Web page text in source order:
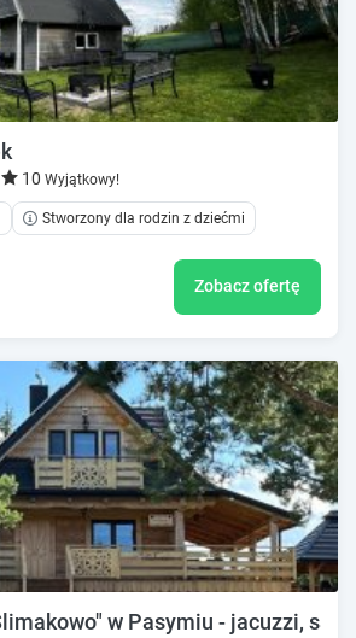
10 Wyjątkowy!
Stworzony dla rodzin z dziećmi
Zobacz ofertę
w Pasymiu - jacuzzi,